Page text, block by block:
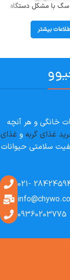
با مشکل دستگاه
بیشتر
خانگی و هر آنچه
غذای گربه و غذای
سلامتی حیوانات
28424594 -
09360203775